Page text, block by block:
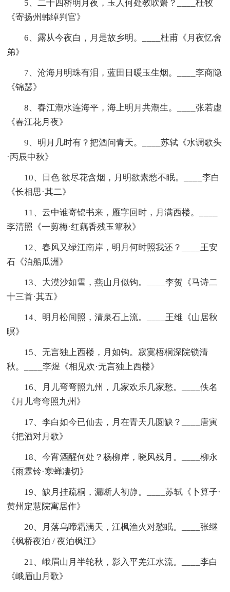
5、二十四桥明月夜，玉人何处教吹箫？____杜牧
《寄扬州韩绰判官》
6、露从今夜白，月是故乡明。____杜甫《月夜忆舍
弟》
7、沧海月明珠有泪，蓝田日暖玉生烟。____李商隐
《锦瑟》
8、春江潮水连海平，海上明月共潮生。____张若虚
《春江花月夜》
9、明月几时有？把酒问青天。____苏轼《水调歌头
·丙辰中秋》
10、日色 欲尽花含烟，月明欲素愁不眠。____李白
《长相思·其二》
11、云中谁寄锦书来，雁字回时，月满西楼。____
李清照《一剪梅·红藕香残玉簟秋》
12、春风又绿江南岸，明月何时照我还？____王安
石《泊船瓜洲》
13、大漠沙如雪，燕山月似钩。____李贺《马诗二
十三首·其五》
14、明月松间照，清泉石上流。____王维《山居秋
暝》
15、无言独上西楼，月如钩。寂寞梧桐深院锁清
秋。____李煜《相见欢·无言独上西楼》
16、月儿弯弯照九州，几家欢乐几家愁。____佚名
《月儿弯弯照九州》
17、李白如今已仙去，月在青天几圆缺？____唐寅
《把酒对月歌》
18、今宵酒醒何处？杨柳岸，晓风残月。____柳永
《雨霖铃·寒蝉凄切》
19、缺月挂疏桐，漏断人初静。____苏轼《卜算子·
黄州定慧院寓居作》
20、月落乌啼霜满天，江枫渔火对愁眠。____张继
《枫桥夜泊 / 夜泊枫江》
21、峨眉山月半轮秋，影入平羌江水流。____李白
《峨眉山月歌》